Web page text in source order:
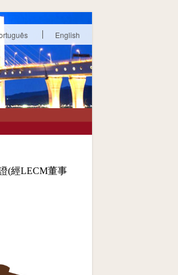
English
(經LECM董事